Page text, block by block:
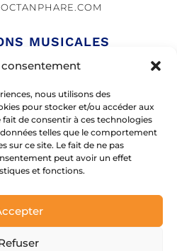
consentement
nous utilisons des
pour stocker et/ou accéder aux
de consentir à ces technologies
telles que le comportement
sur ce site. Le fait de ne pas
peut avoir un effet
et fonctions.
MUSICALES
MANAGEMENT
MARINE PIERROT DETRY
PAR JUUNY – ILLUSTRATIONS ©